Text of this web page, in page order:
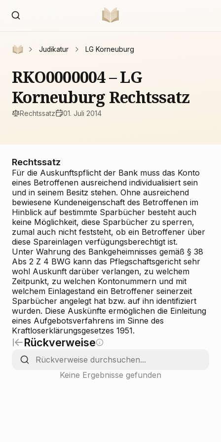
Judikatur LG Korneuburg
RKO0000004 – LG
Korneuburg Rechtssatz
Rechtssatz 01. Juli 2014
Rechtssatz
Für die Auskunftspflicht der Bank muss das Konto
eines Betroffenen ausreichend individualisiert sein
und in seinem Besitz stehen. Ohne ausreichend
bewiesene Kundeneigenschaft des Betroffenen im
Hinblick auf bestimmte Sparbücher besteht auch
keine Möglichkeit, diese Sparbücher zu sperren,
zumal auch nicht feststeht, ob ein Betroffener über
diese Spareinlagen verfügungsberechtigt ist.
Unter Wahrung des Bankgeheimnisses gemäß § 38
Abs 2 Z 4 BWG kann das Pflegschaftsgericht sehr
wohl Auskunft darüber verlangen, zu welchem
Zeitpunkt, zu welchen Kontonummern und mit
welchem Einlagestand ein Betroffener seinerzeit
Sparbücher angelegt hat bzw. auf ihn identifiziert
wurden. Diese Auskünfte ermöglichen die Einleitung
eines Aufgebotsverfahrens im Sinne des
Kraftloserklärungsgesetzes 1951.
Rückverweise
Keine Ergebnisse gefunden